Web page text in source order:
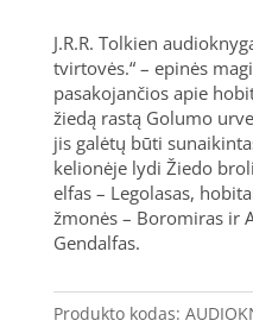
J.R.R. Tolkien
tvirtovės.“ – epinės
pasakojančios apie
žiedą rastą Golumo
jis galėtų būti
kelionėje lydi Žiedo
elfas – Legolasas,
žmonės – Boromiras ir
Gendalfas.
Produkto kodas: